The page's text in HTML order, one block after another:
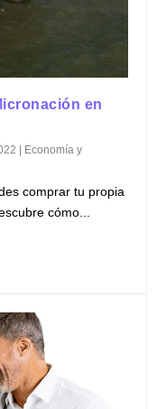
en
Economía y
comprar tu propia
cómo...